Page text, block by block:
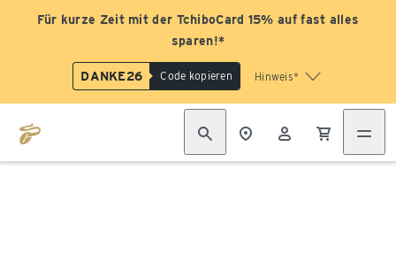
Für kurze Zeit mit der TchiboCard 15% auf fast alles
sparen!*
DANKE26 Code kopieren Hinweis*